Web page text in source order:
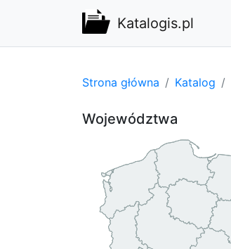
Katalogis.pl
Strona główna Katalog
Województwa